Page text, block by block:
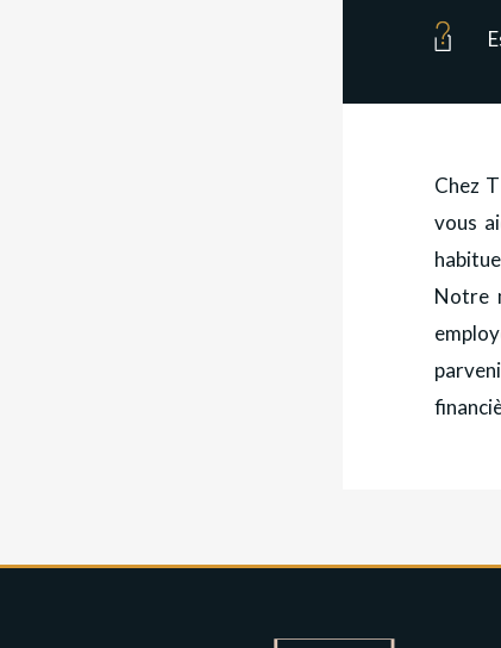
Chez
vous
Notre